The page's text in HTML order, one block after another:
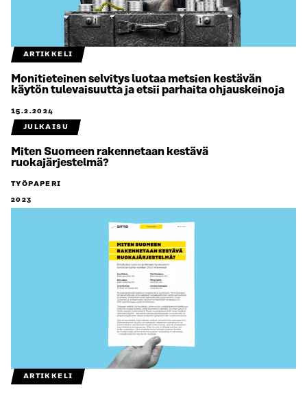
ARTIKKELI
Monitieteinen selvitys luotaa metsien kestävän
käytön tulevaisuutta ja etsii parhaita ohjauskeinoja
15.2.2024
JULKAISU
Miten Suomeen rakennetaan kestävä
ruokajärjestelmä?
TYÖPAPERI
2023
ARTIKKELI